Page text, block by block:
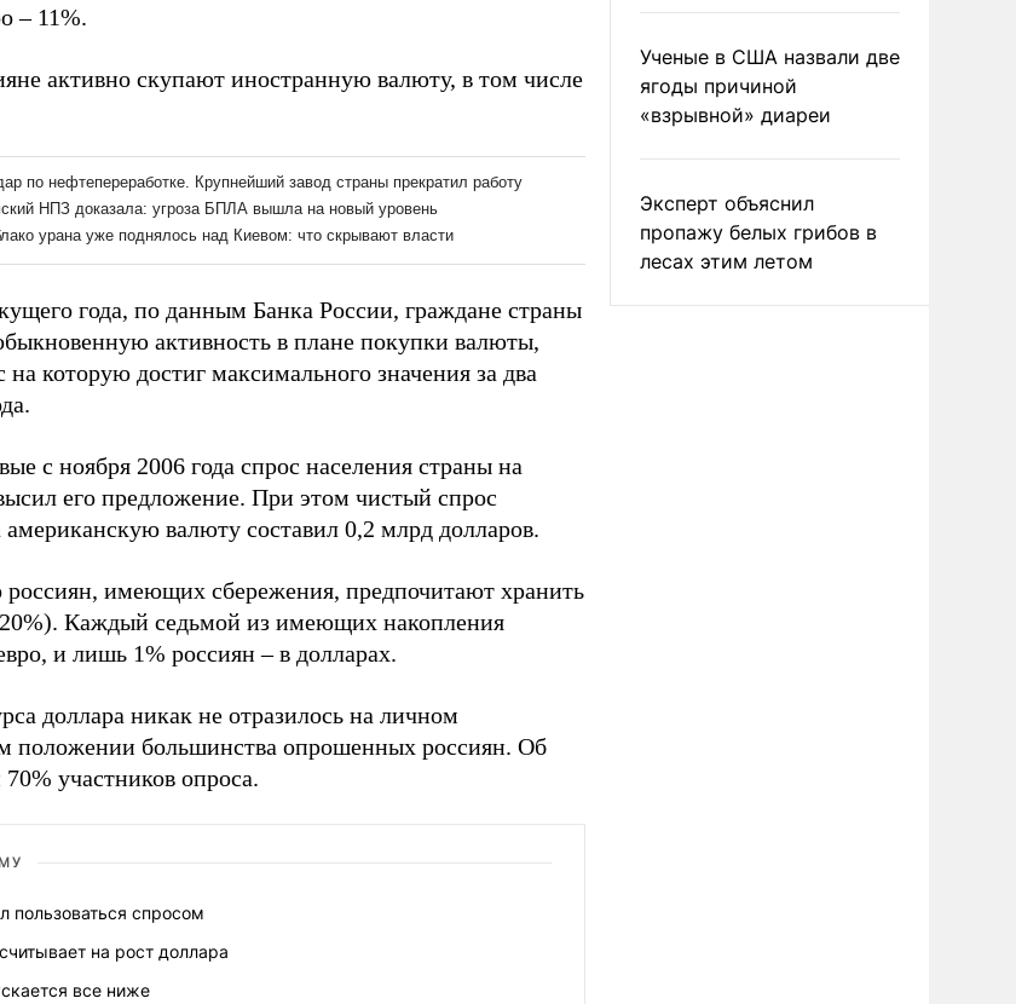
– 11%.
активно скупают иностранную валюту, в том числе
года, по данным Банка России, граждане страны
активность в плане покупки валюты,
на которую достиг максимального значения за два
с ноября 2006 года спрос населения страны на
его предложение. При этом чистый спрос
американскую валюту составил 0,2 млрд долларов.
россиян, имеющих сбережения, предпочитают хранить
Каждый седьмой из имеющих накопления
и лишь 1% россиян – в долларах.
доллара никак не отразилось на личном
положении большинства опрошенных россиян. Об
70% участников опроса.
пользоваться спросом
на рост доллара
все ниже
Ученые в США назвали две
ягоды причиной
«взрывной» диареи
Эксперт объяснил
пропажу белых грибов в
лесах этим летом